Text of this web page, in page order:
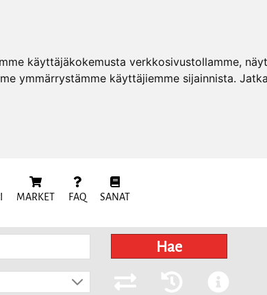
käyttäjäkokemusta verkkosivustollamme,
ymmärrystämme käyttäjiemme sijainnista.
MARKET FAQ SANAT
Hae